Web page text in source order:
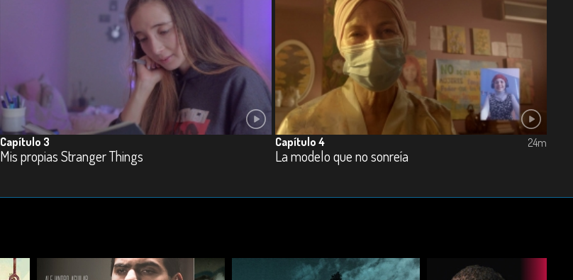
Capítulo 3
Mis propias Stranger Things
Capítulo 4
La modelo que no sonreía
24m